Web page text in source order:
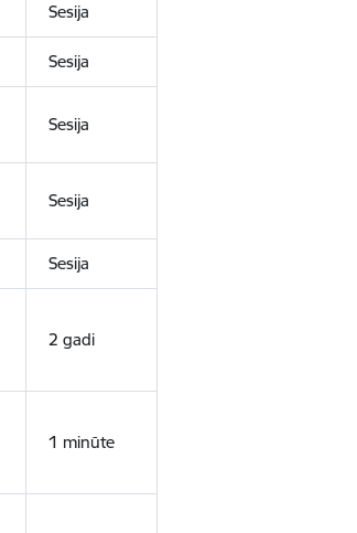
Sesija
Sesija
Sesija
Sesija
Sesija
2 gadi
1 minūte